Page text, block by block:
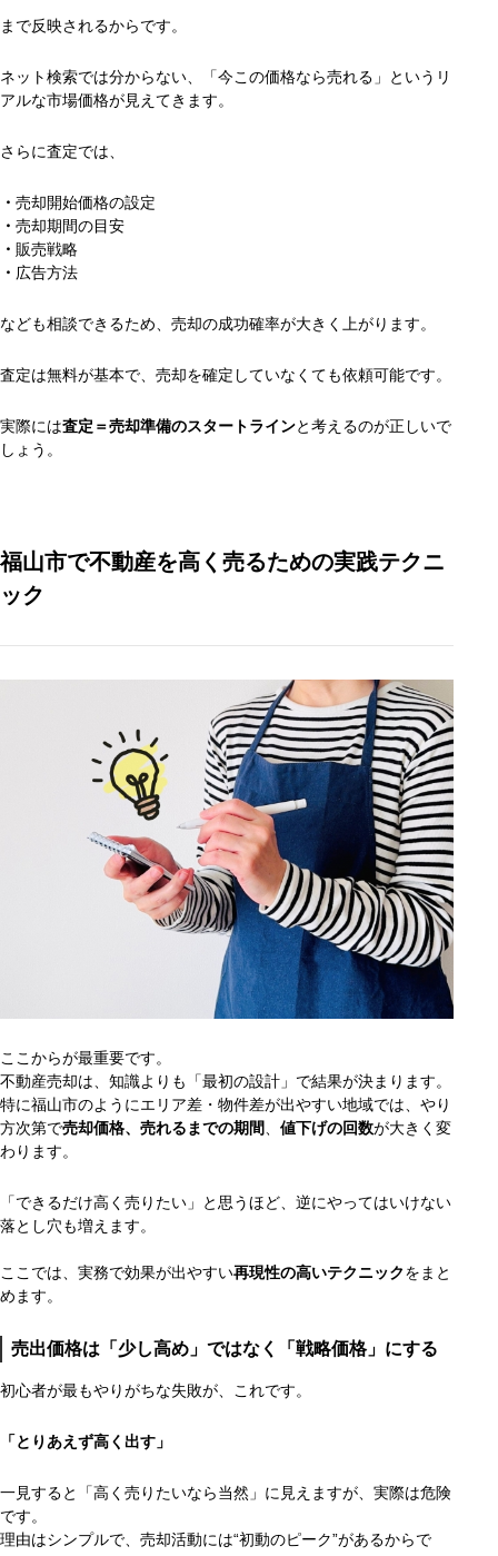
まで反映されるからです。
ネット検索では分からない、「今この価格なら売れる」というリ
アルな市場価格が見えてきます。
さらに査定では、
・ 売却開始価格の設定
・ 売却期間の目安
・ 販売戦略
・ 広告方法
なども相談できるため、売却の成功確率が大きく上がります。
査定は無料が基本で、売却を確定していなくても依頼可能です。
実際には査定＝売却準備のスタートラインと考えるのが正しいで
しょう。
福山市で不動産を高く売るための実践テクニ
ック
ここからが最重要です。
不動産売却は、知識よりも「最初の設計」で結果が決まります。
特に福山市のようにエリア差・物件差が出やすい地域では、やり
方次第で売却価格、売れるまでの期間 値下げの回数が大きく変
わります。
「できるだけ高く売りたい」と思うほど、逆にやってはいけない
落とし穴も増えます。
ここでは、実務で効果が出やすい再現性の高いテクニックをまと
めます。
売出価格は「少し高め」ではなく「戦略価格」にする
初心者が最もやりがちな失敗が、これです。
「とりあえず高く出す」
一見すると「高く売りたいなら当然」に見えますが、実際は危険
です。
理由はシンプルで、売却活動には“初動のピーク”があるからで